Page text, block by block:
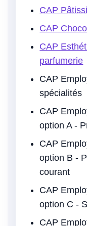
CAP
CAP
CAP
parfumerie
CAP
spécialités
CAP
option A -
CAP
option B -
courant
CAP
option C -
CAP